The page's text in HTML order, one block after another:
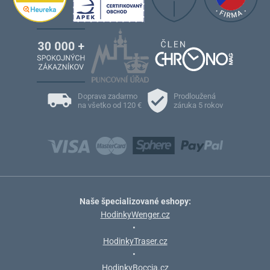
Doprava zadarmo
na všetko od 120 €
Prodloužená
záruka 5 rokov
Naše špecializované eshopy:
HodinkyWenger.cz
•
HodinkyTraser.cz
•
HodinkyBoccia.cz